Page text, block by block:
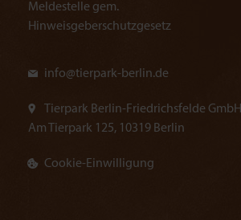
Meldestelle gem.
Hinweisgeberschutzgesetz
info@tierpark-berlin.de
Tierpark Berlin-Friedrichsfelde GmbH
Am Tierpark 125, 10319 Berlin
Cookie-Einwilligung